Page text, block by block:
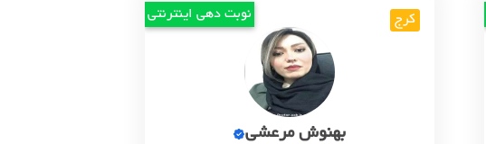
کرج نوبت دهی اینترنتی
بهنوش مرعشی